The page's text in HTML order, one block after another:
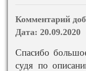
Комментарий
Дата: 20.09.2020
Спасибо
судя по